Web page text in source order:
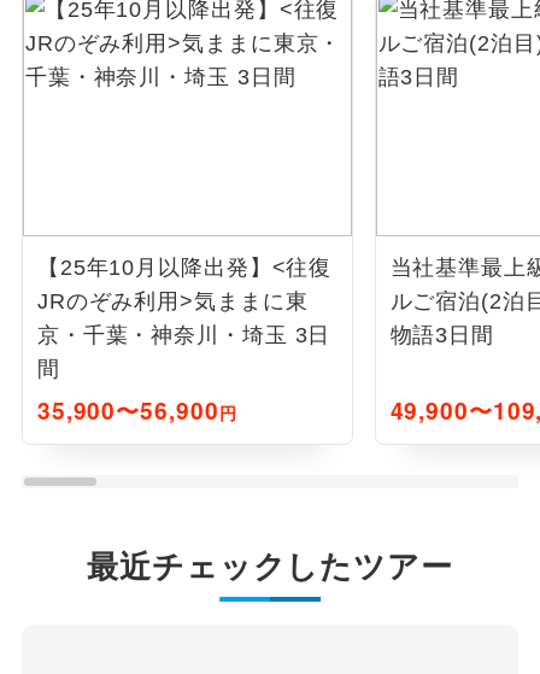
【25年10月以降出発】<往復
JRのぞみ利用>気ままに東
京・千葉・神奈川・埼玉 3日
間
35,900〜56,900円
当社基準最上
ルご宿泊(2泊
物語3日間
49,900〜
最近チェックしたツアー